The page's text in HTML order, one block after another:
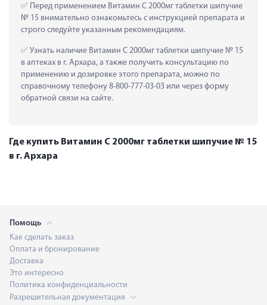
Перед применением Витамин С 2000мг таблетки шипучие
№ 15 внимательно ознакомьтесь с инструкцией препарата и
строго следуйте указанным рекомендациям.
Узнать наличие Витамин С 2000мг таблетки шипучие № 15
в аптеках в г. Архара, а также получить консультацию по
применению и дозировке этого препарата, можно по
справочному телефону 8-800-777-03-03 или через форму
обратной связи на сайте.
Где купить Витамин С 2000мг таблетки шипучие № 15
в г. Архара
Помощь
Как сделать заказ
Оплата и бронирование
Доставка
Это интересно
Политика конфиденциальности
Разрешительная документация